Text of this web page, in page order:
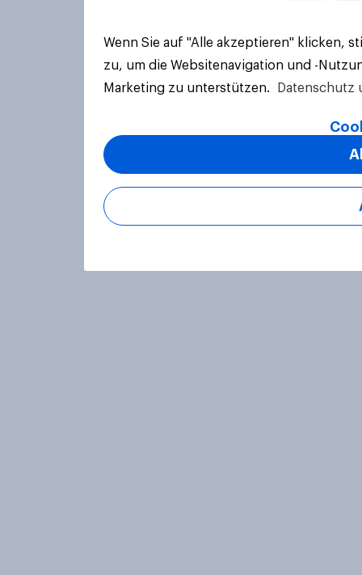
Wenn Sie auf "Alle akzeptieren" klicken,
zu, um die Websitenavigation und -
Marketing zu unterstützen.
Datenschutz